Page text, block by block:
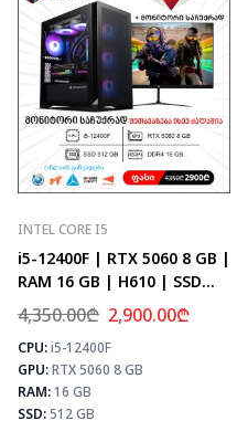
⚡ MAX FPS
CS2
156
PUBG
101
Fortnite
119
INTEL CORE I5
i5-12400F | RTX 5060 8 GB |
RAM 16 GB | H610 | SSD
512 GB
4,350.00₾ 2,900.00₾
CPU:i5-12400F
GPU:RTX 5060 8 GB
RAM:16 GB
SSD:512 GB